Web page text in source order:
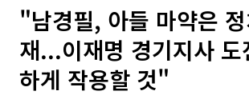
"남경필, 아들 마약은
재...이재명 경기지사 도
하게 작용할 것"